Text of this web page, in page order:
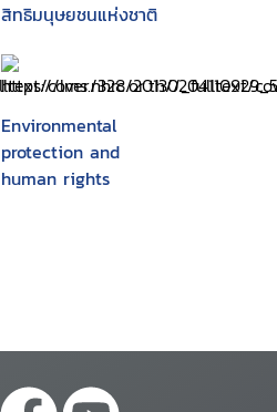
สิทธิมนุษยชนแห่งชาติ
Environmental
protection and
human rights